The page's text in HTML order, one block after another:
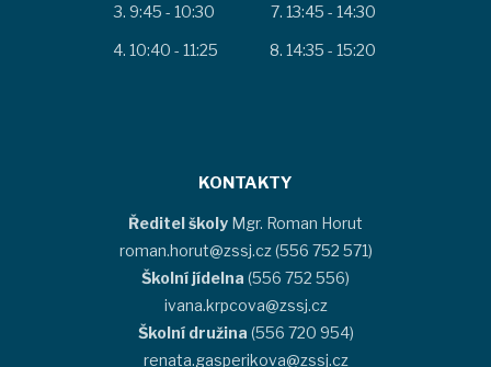
9:45 - 10:30
10:40 - 11:25
13:45 - 14:30
14:35 - 15:20
KONTAKTY
Ředitel školy Mgr. Roman Horut
roman.horut@zssj.cz (556 752 571)
Školní jídelna (556 752 556)
ivana.krpcova@zssj.cz
Školní družina (556 720 954)
renata.gasperikova@zssj.cz